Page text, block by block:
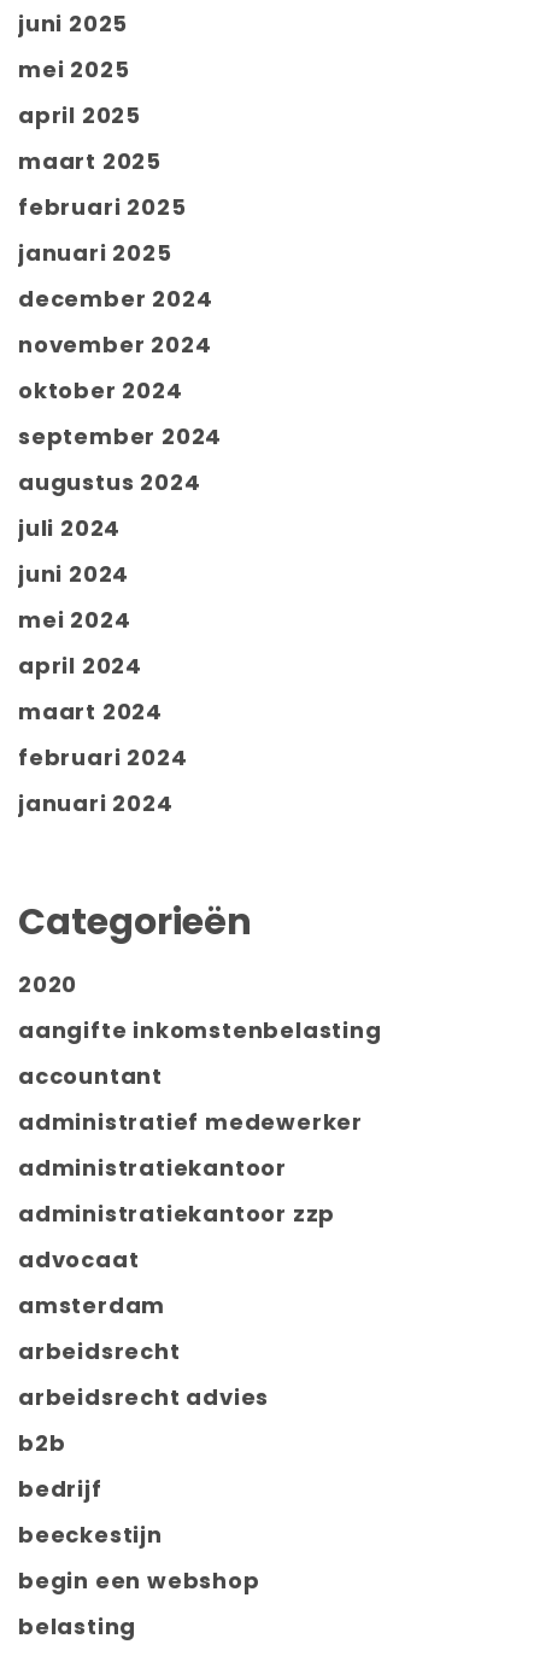
juni 2025
mei 2025
april 2025
maart 2025
februari 2025
januari 2025
december 2024
november 2024
oktober 2024
september 2024
augustus 2024
juli 2024
juni 2024
mei 2024
april 2024
maart 2024
februari 2024
januari 2024
Categorieën
2020
aangifte inkomstenbelasting
accountant
administratief medewerker
administratiekantoor
administratiekantoor zzp
advocaat
amsterdam
arbeidsrecht
arbeidsrecht advies
b2b
bedrijf
beeckestijn
begin een webshop
belasting